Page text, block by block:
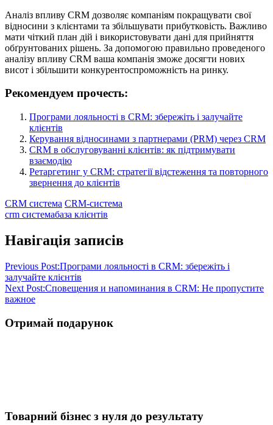
Аналіз впливу CRM дозволяє компаніям покращувати свої
відносини з клієнтами та збільшувати прибутковість. Важливо
мати чіткий план дій і використовувати дані для прийняття
обґрунтованих рішень. За допомогою правильно проведеного
аналізу впливу CRM ваша компанія зможе досягти нових
висот і збільшити конкурентоспроможність на ринку.
Рекомендуем прочесть:
Програми лояльності в CRM: збережіть і залучайте
клієнтів
Керування відносинами з партнерами (PRM) через CRM
CRM в обслуговуванні клієнтів: як підтримувати
взаємодію
Ретаргетинг у CRM: стратегії відстеження та повторного
звернення до клієнтів
CRM система CRM-система
crm системабаза клієнтів
Навігація записів
Previous Post:Програми лояльності в CRM: збережіть і
залучайте клієнтів
Next Post:Сповещения и напоминания в CRM: Не пропустите
важное
Отримай подарунок
Товарний бізнес з нуля до результату